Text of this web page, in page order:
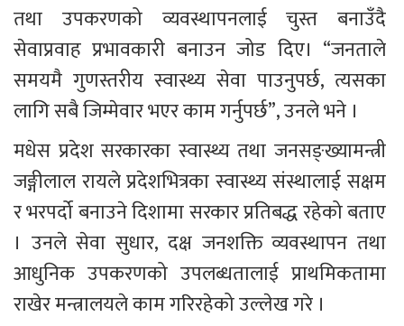
तथा उपकरणको व्यवस्थापनलाई चुस्त बनाउँदै
सेवाप्रवाह प्रभावकारी बनाउन जोड दिए। “जनताले
समयमै गुणस्तरीय स्वास्थ्य सेवा पाउनुपर्छ, त्यसका
लागि सबै जिम्मेवार भएर काम गर्नुपर्छ”, उनले भने ।
मधेस प्रदेश सरकारका स्वास्थ्य तथा जनसङ्ख्यामन्त्री
जङ्गीलाल रायले प्रदेशभित्रका स्वास्थ्य संस्थालाई सक्षम
र भरपर्दो बनाउने दिशामा सरकार प्रतिबद्ध रहेको बताए
। उनले सेवा सुधार, दक्ष जनशक्ति व्यवस्थापन तथा
आधुनिक उपकरणको उपलब्धतालाई प्राथमिकतामा
राखेर मन्त्रालयले काम गरिरहेको उल्लेख गरे ।